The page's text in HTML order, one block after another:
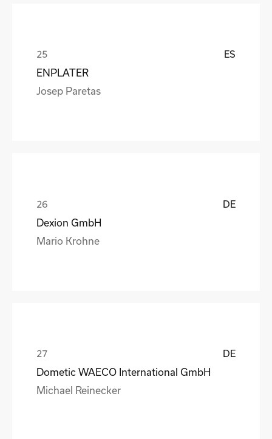
ES
ENPLATER
Josep Paretas
DE
Dexion GmbH
Mario Krohne
DE
Dometic WAECO International GmbH
Michael Reinecker